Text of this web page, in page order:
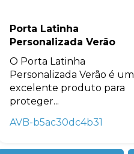
Porta Latinha
Personalizada Verão
O Porta Latinha
Personalizada Verão é um
excelente produto para
proteger...
AVB-b5ac30dc4b31